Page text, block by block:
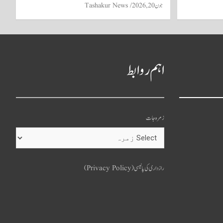
جون 20, 2026 Tashakur News
اہم روابط
زمرہ جات
رازداری کی پالیسی (Privacy Policy)